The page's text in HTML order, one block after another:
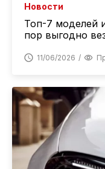
Новости
Топ-7 моделей
пор выгодно
11/06/2026